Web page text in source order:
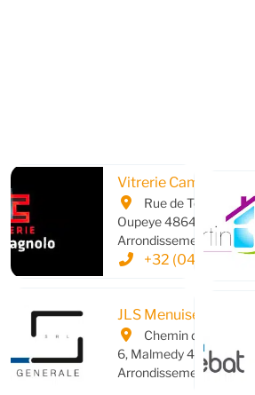
Vitrerie Campagnolo
Rue de Tongres,
Oupeye 4864,
Arrondissement de
+32 (04)/
JLS Menuiserie
Chemin des
6, Malmedy 4960,
Arrondissement de